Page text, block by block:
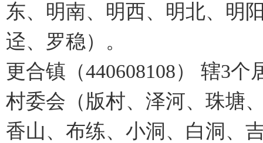
东、明南、明西、明北、明
迳、罗稳）。
更合镇（440608108） 辖3
村委会（版村、泽河、珠塘
香山、布练、小洞、白洞、